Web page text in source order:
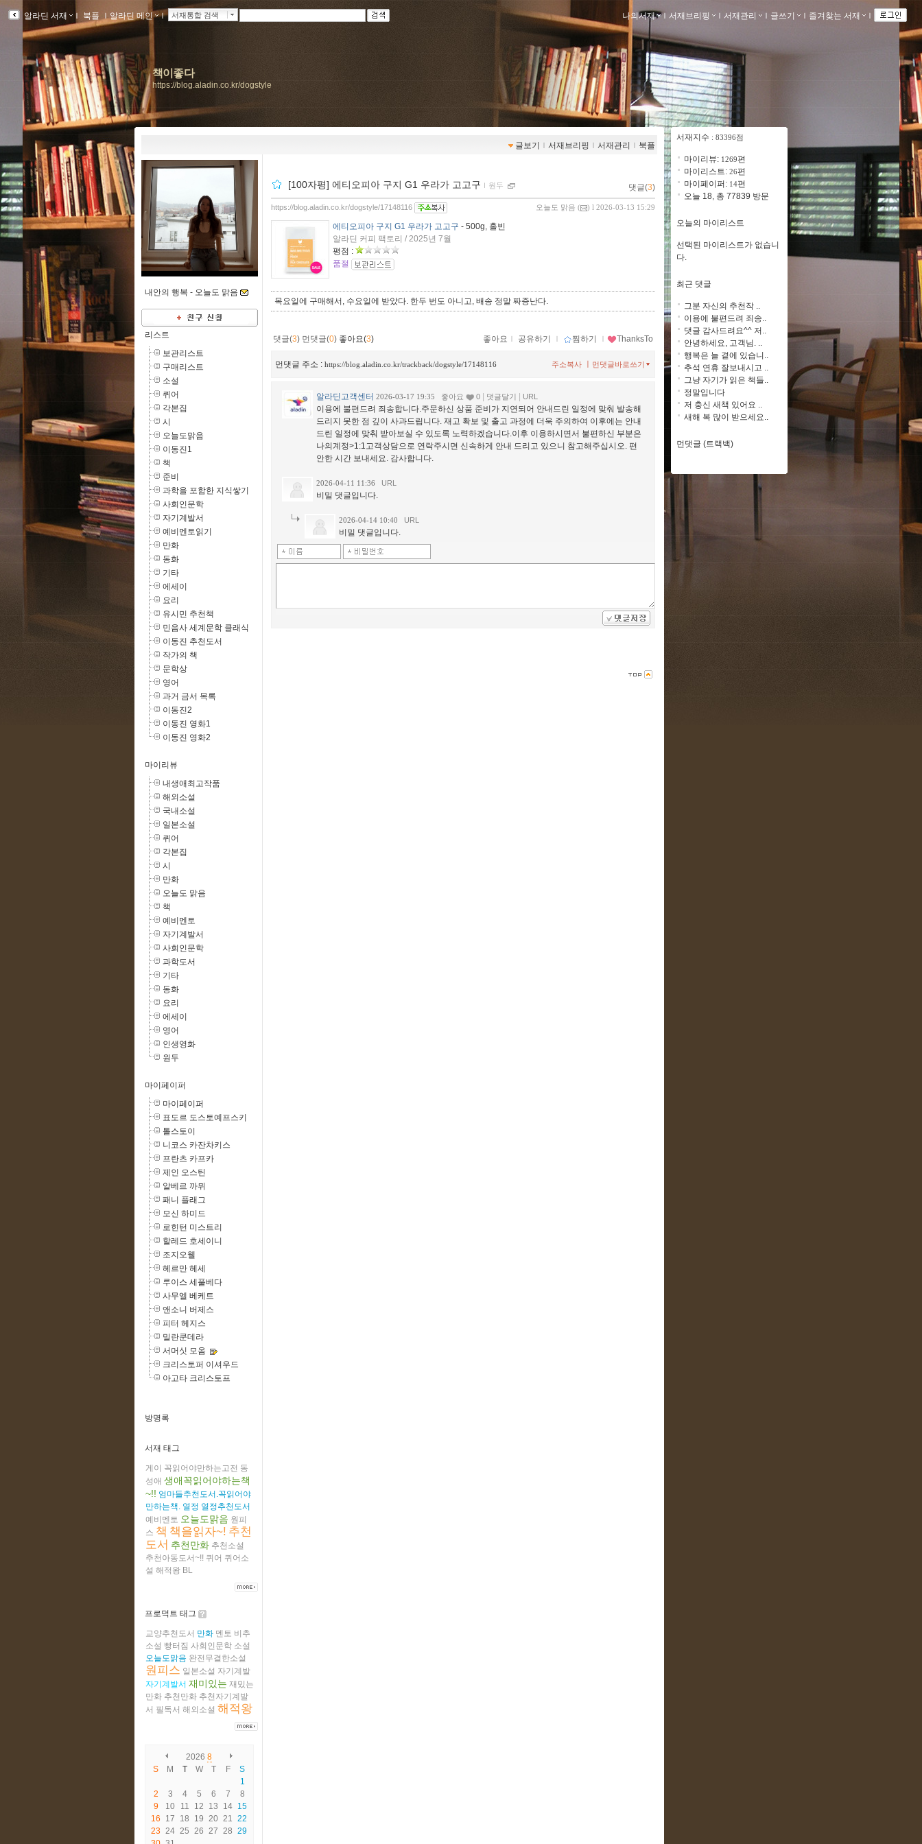
알라딘 서재 ｌ 북플 ｌ알라딘 메인 ｌ 서재통합 검색 나의서재 ｌ 서재브리핑 ｌ 서재관리 ｌ 글쓰기 ｌ 즐겨찾는 서재 ｌ
책이좋다
https://blog.aladin.co.kr/dogstyle
글보기 ｌ 서재브리핑 ｌ 서재관리 ｌ 북플
내안의 행복 - 오늘도 맑음
리스트
보관리스트
구매리스트
소설
퀴어
각본집
시
오늘도맑음
이동진1
책
준비
과학을 포함한 지식쌓기
사회인문학
자기계발서
예비멘토읽기
만화
동화
기타
에세이
요리
유시민 추천책
민음사 세계문학 클래식
이동진 추천도서
작가의 책
문학상
영어
과거 금서 목록
이동진2
이동진 영화1
이동진 영화2
마이리뷰
내생애최고작품
해외소설
국내소설
일본소설
퀴어
각본집
시
만화
오늘도 맑음
책
예비멘토
자기계발서
사회인문학
과학도서
기타
동화
요리
에세이
영어
인생영화
원두
마이페이퍼
마이페이퍼
표도르 도스토예프스키
톨스토이
니코스 카잔차키스
프란츠 카프카
제인 오스틴
알베르 까뮈
패니 플래그
모신 하미드
로힌턴 미스트리
할레드 호세이니
조지오웰
헤르만 헤세
루이스 세풀베다
사무엘 베케트
앤소니 버제스
피터 헤지스
밀란쿤데라
서머싯 모옴
크리스토퍼 이셔우드
아고타 크리스토프
방명록
서재 태그
게이 꼭읽어야만하는고전 동
성애 생애꼭읽어야하는책
~!! 엄마들추천도서.꼭읽어야
만하는책. 열정 열정추천도서
예비멘토 오늘도맑음 원피
스 책 책을읽자~! 추천
도서 추천만화 추천소설
추천아동도서~!! 퀴어 퀴어소
설 해적왕 BL
프로덕트 태그
교양추천도서 만화 멘토 비추
소설 빵터짐 사회인문학 소설
오늘도맑음 완전무결한소설
원피스 일본소설 자기계발
자기계발서 재미있는 재밌는
만화 추천만화 추천자기계발
서 필독서 해외소설 해적왕
2026 8
S
M T W T F
S
1
2
3 4 5 6 7
8
9
10 11 12 13 14 15
16
17 18 19 20 21 22
23 24 25 26 27 28 29
[100자평] 에티오피아 구지 G1 우라가 고고구 ｌ 원두 댓글(3)
오늘도 맑음 ( ) l 2026-03-13 15:29
https://blog.aladin.co.kr/dogstyle/17148116
에티오피아 구지 G1 우라가 고고구 - 500g, 홀빈
알라딘 커피 팩토리 / 2025년 7월
평점 :
품절
목요일에 구매해서, 수요일에 받았다. 한두 번도 아니고, 배송 정말 짜증난다.
댓글(3) 먼댓글(0) 좋아요(3) 좋아요 ｌ 공유하기 ｌ 찜하기 ｌ ThanksTo
먼댓글 주소 : https://blog.aladin.co.kr/trackback/dogstyle/17148116 먼댓글바로쓰기
주소복사
알라딘고객센터 2026-03-17 19:35 좋아요 0 댓글달기 URL
이용에 불편드려 죄송합니다.주문하신 상품 준비가 지연되어 안내드린 일정에 맞춰 발송해
드리지 못한 점 깊이 사과드립니다. 재고 확보 및 출고 과정에 더욱 주의하여 이후에는 안내
드린 일정에 맞춰 받아보실 수 있도록 노력하겠습니다.이후 이용하시면서 불편하신 부분은
나의계정>1:1고객상담으로 연락주시면 신속하게 안내 드리고 있으니 참고해주십시오. 편
안한 시간 보내세요. 감사합니다.
2026-04-11 11:36 URL
비밀 댓글입니다.
2026-04-14 10:40 URL
비밀 댓글입니다.
서재지수 : 83396점
마이리뷰: 1269편
마이리스트: 26편
마이페이퍼: 14편
오늘 18, 총 77839 방문
오늘의 마이리스트
선택된 마이리스트가 없습니
다.
최근 댓글
그분 자신의 추천작 ..
이용에 불편드려 죄송..
댓글 감사드려요^^ 저..
안녕하세요, 고객님. ..
행복은 늘 곁에 있습니..
추석 연휴 잘보내시고 ..
그냥 자기가 읽은 책들..
정말입니다
저 충신 새책 있어요 ..
새해 복 많이 받으세요..
먼댓글 (트랙백)